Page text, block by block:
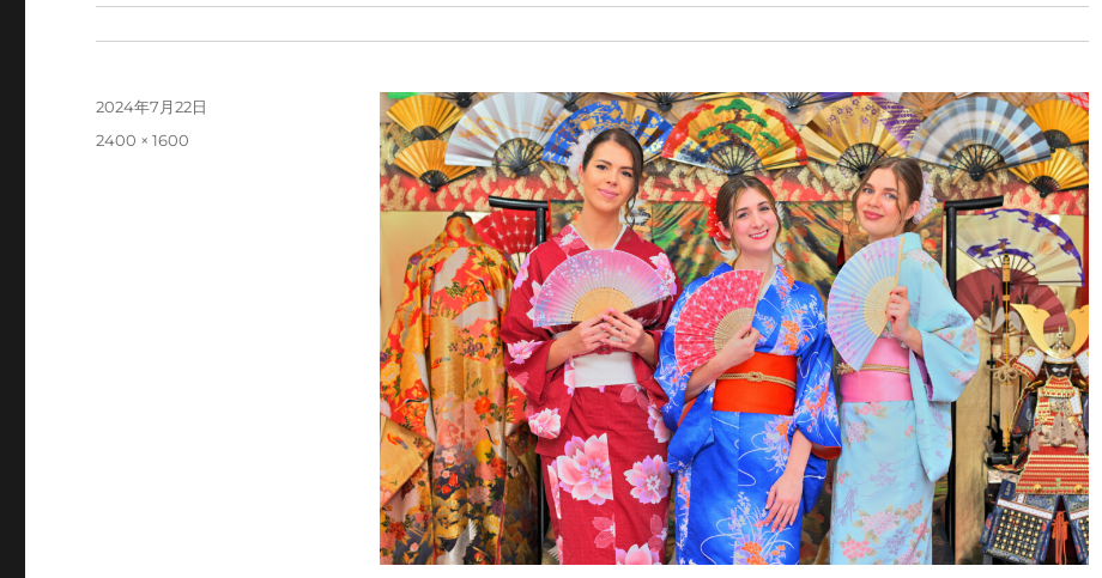
投
2024年7月22日
フ
2400 × 1600